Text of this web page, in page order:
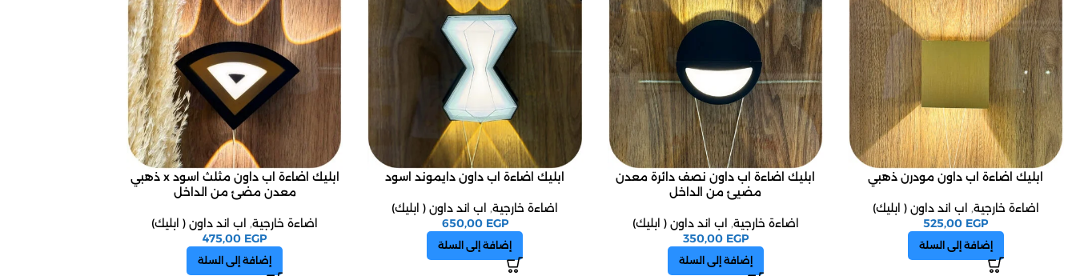
ابليك اضاءة اب داون مودرن ذهبي
اضاءة خارجية, اب اند داون ( ابليك)
525,00 EGP
إضافة إلى السلة
ابليك اضاءة اب داون نصف دائرة معدن
مضيئ من الداخل
اضاءة خارجية, اب اند داون ( ابليك)
350,00 EGP
إضافة إلى السلة
ابليك اضاءة اب داون دايموند اسود
اضاءة خارجية, اب اند داون ( ابليك)
650,00 EGP
إضافة إلى السلة
ابليك اضاءة اب داون مثلث اسود x ذهبي
معدن مضئ من الداخل
اضاءة خارجية, اب اند داون ( ابليك)
475,00 EGP
إضافة إلى السلة